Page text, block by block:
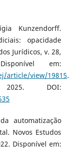
Kunzendorff.
opacidade
Jurídicos, v. 28,
em:
article/view/19815.
DOI:
automatização
Novos Estudos
Disponível em: